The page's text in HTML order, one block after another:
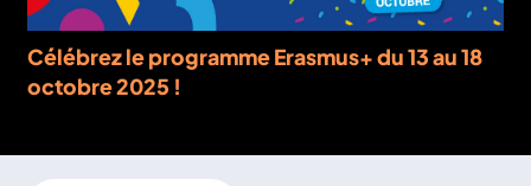
Célébrez le programme Erasmus+ du 13 au 18
octobre 2025 !